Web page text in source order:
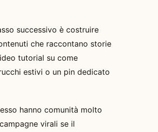
successivo è costruire
che raccontano storie
tutorial su come
estivi o un pin dedicato
hanno comunità molto
virali se il